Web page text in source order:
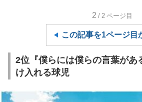
2 /2 ページ目
この記事を1ページ目
2位『僕らには僕らの言葉があ
け入れる球児